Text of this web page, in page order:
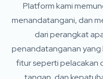
Platform kami
menandatangani, dan
dari perangkat
penandatanganan yang
fitur seperti pelacakan